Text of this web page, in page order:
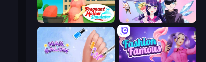
Pregnant Mother Simulator Anime Couple: Avatar Maker